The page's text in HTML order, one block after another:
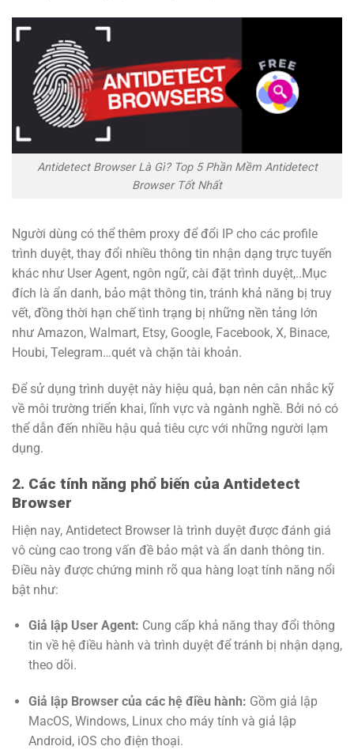
Antidetect Browser Là Gì? Top 5 Phần Mềm Antidetect
Browser Tốt Nhất
Người dùng có thể thêm proxy để đổi IP cho các profile
trình duyệt, thay đổi nhiều thông tin nhận dạng trực tuyến
khác như User Agent, ngôn ngữ, cài đặt trình duyệt,..Mục
đích là ẩn danh, bảo mật thông tin, tránh khả năng bị truy
vết, đồng thời hạn chế tình trạng bị những nền tảng lớn
như Amazon, Walmart, Etsy, Google, Facebook, X, Binace,
Houbi, Telegram…quét và chặn tài khoản.
Để sử dụng trình duyệt này hiệu quả, bạn nên cân nhắc kỹ
về môi trường triển khai, lĩnh vực và ngành nghề. Bởi nó có
thể dẫn đến nhiều hậu quả tiêu cực với những người lạm
dụng.
2. Các tính năng phổ biến của Antidetect
Browser
Hiện nay, Antidetect Browser là trình duyệt được đánh giá
vô cùng cao trong vấn đề bảo mật và ẩn danh thông tin.
Điều này được chứng minh rõ qua hàng loạt tính năng nổi
bật như:
Giả lập User Agent: Cung cấp khả năng thay đổi thông
tin về hệ điều hành và trình duyệt để tránh bị nhận dạng,
theo dõi.
Giả lập Browser của các hệ điều hành: Gồm giả lập
MacOS, Windows, Linux cho máy tính và giả lập
Android, iOS cho điện thoại.